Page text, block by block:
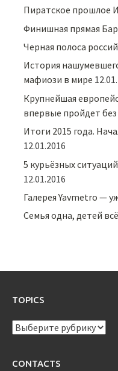
Пиратское прошлое
Финишная прямая
Черная полоса
История
мафиози в мире
Крупнейшая
впервые пройдет без
Итоги 2015 года.
12.01.2016
5 курьёзных
12.01.2016
Галерея Yavmetro —
Семья одна, детей
TOPICS
TOPICS
CONTACTS